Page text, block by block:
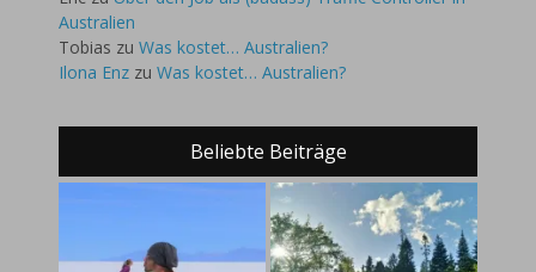
Australien
Tobias zu Was kostet… Australien?
Ilona Enz zu Was kostet… Australien?
Beliebte Beiträge